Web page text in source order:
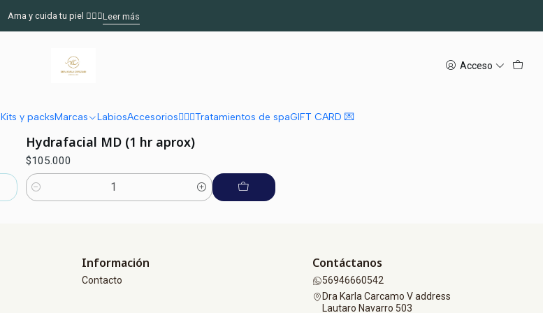
Acceso
Kits y packsMarcas LabiosAccesorios🧖🏽‍♀️Tratamientos de spaGIFT CARD 💌
Ama y cuida tu piel 🧖🏻‍♀️Leer más
Rutinas Rutina Manchas Limpiador
Limpiador
|
Hydrafacial MD (1 hr aprox)
$105.000
Cantidad
Información
Contacto
Contáctanos
56946660542
Dra Karla Carcamo V address
Lautaro Navarro 503